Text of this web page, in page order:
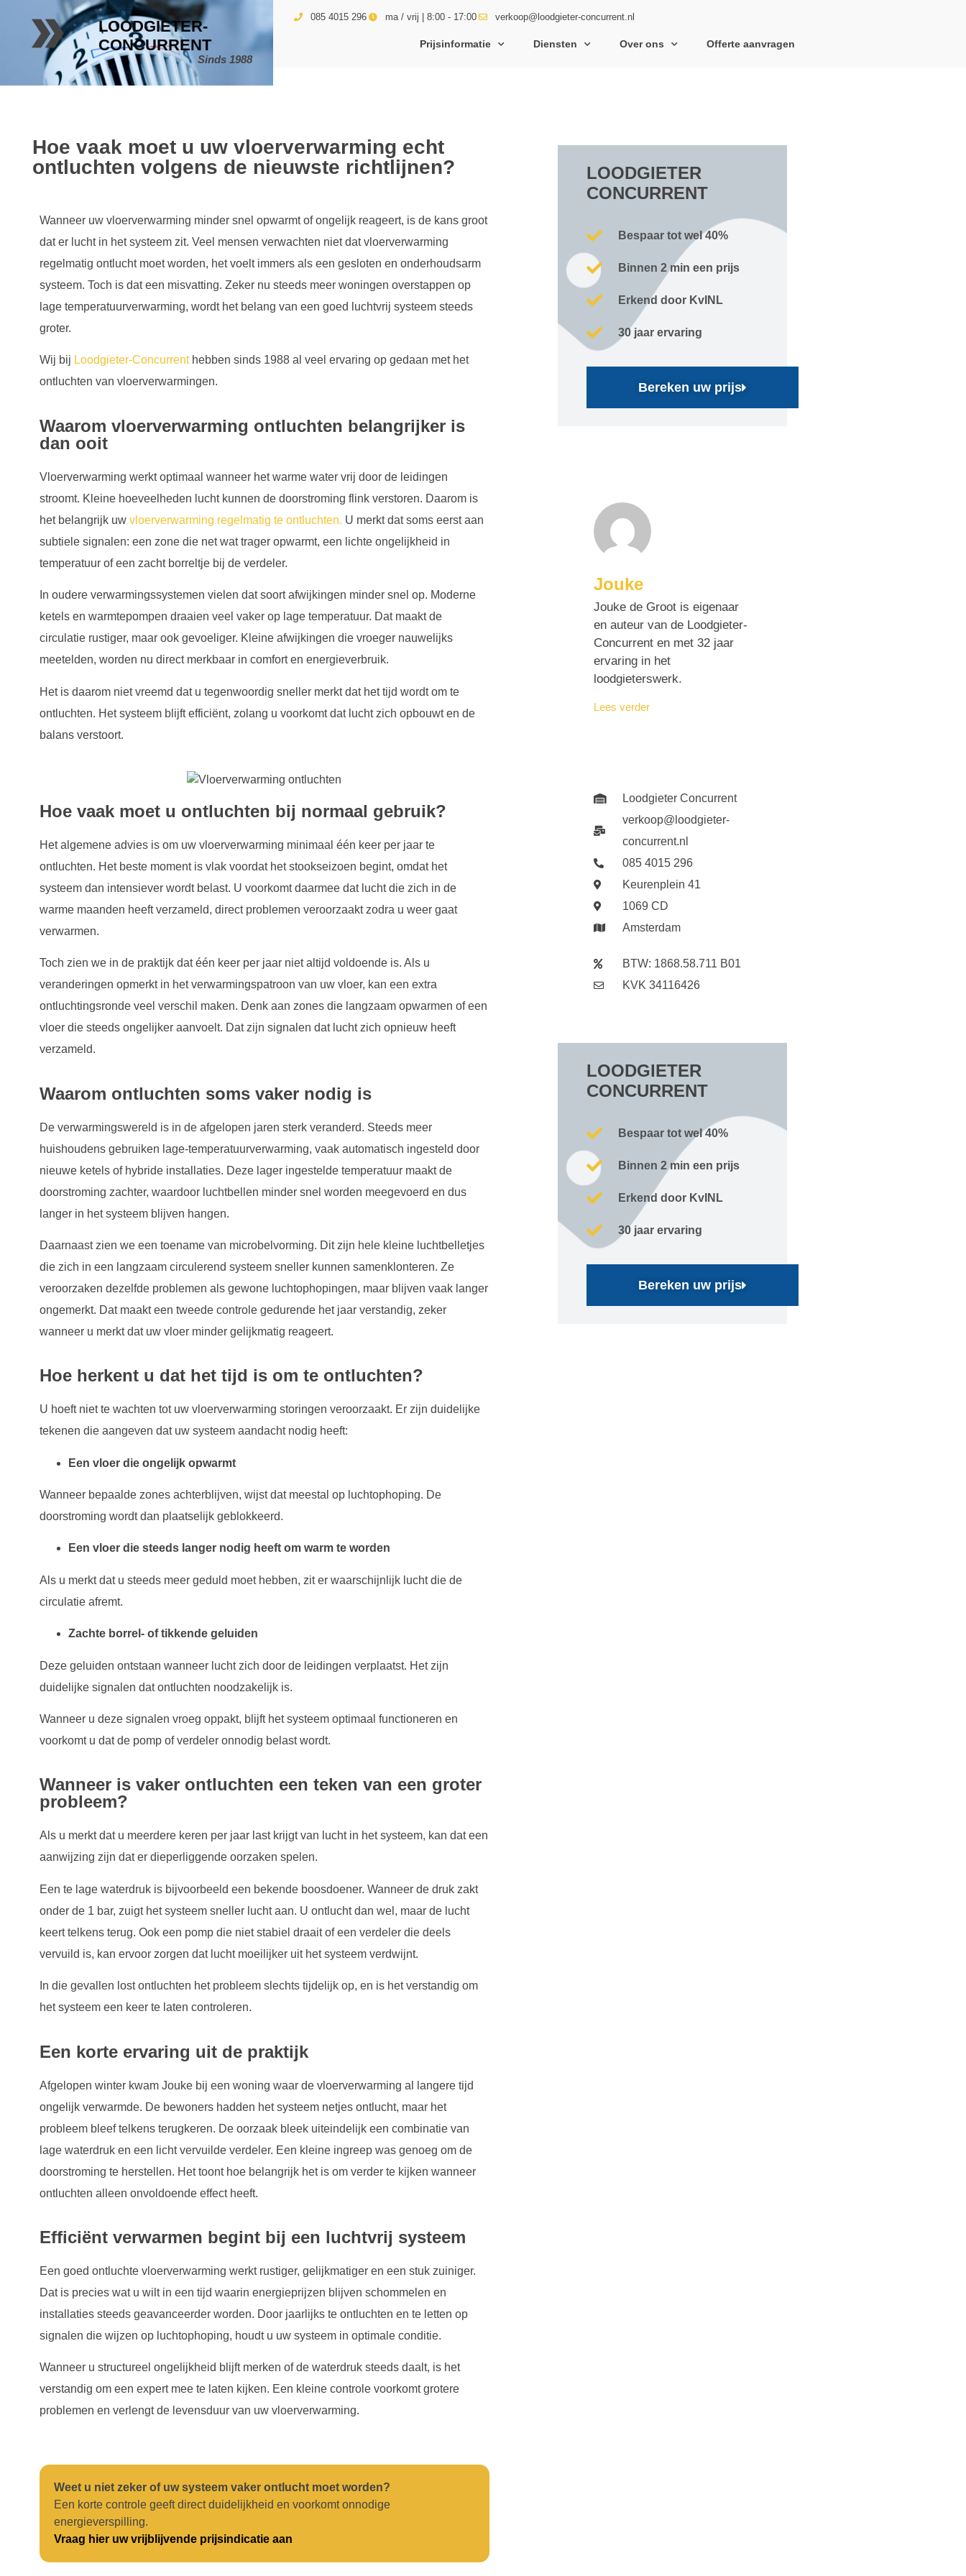
LOODGIETER-
CONCURRENT
Sinds 1988
085 4015 296 ma / vrij | 8:00 - 17:00 verkoop@loodgieter-concurrent.nl
Prijsinformatie Diensten Over ons Offerte aanvragen
Hoe vaak moet u uw vloerverwarming echt
ontluchten volgens de nieuwste richtlijnen?
Wanneer uw vloerverwarming minder snel opwarmt of ongelijk reageert, is de kans groot
dat er lucht in het systeem zit. Veel mensen verwachten niet dat vloerverwarming
regelmatig ontlucht moet worden, het voelt immers als een gesloten en onderhoudsarm
systeem. Toch is dat een misvatting. Zeker nu steeds meer woningen overstappen op
lage temperatuurverwarming, wordt het belang van een goed luchtvrij systeem steeds
groter.
Wij bij Loodgieter-Concurrenthebben sinds 1988 al veel ervaring op gedaan met het
ontluchten van vloerverwarmingen.
Waarom vloerverwarming ontluchten belangrijker is
dan ooit
Vloerverwarming werkt optimaal wanneer het warme water vrij door de leidingen
stroomt. Kleine hoeveelheden lucht kunnen de doorstroming flink verstoren. Daarom is
het belangrijk uw vloerverwarming regelmatig te ontluchten. U merkt dat soms eerst aan
subtiele signalen: een zone die net wat trager opwarmt, een lichte ongelijkheid in
temperatuur of een zacht borreltje bij de verdeler.
In oudere verwarmingssystemen vielen dat soort afwijkingen minder snel op. Moderne
ketels en warmtepompen draaien veel vaker op lage temperatuur. Dat maakt de
circulatie rustiger, maar ook gevoeliger. Kleine afwijkingen die vroeger nauwelijks
meetelden, worden nu direct merkbaar in comfort en energieverbruik.
Het is daarom niet vreemd dat u tegenwoordig sneller merkt dat het tijd wordt om te
ontluchten. Het systeem blijft efficiënt, zolang u voorkomt dat lucht zich opbouwt en de
balans verstoort.
Hoe vaak moet u ontluchten bij normaal gebruik?
Het algemene advies is om uw vloerverwarming minimaal één keer per jaar te
ontluchten. Het beste moment is vlak voordat het stookseizoen begint, omdat het
systeem dan intensiever wordt belast. U voorkomt daarmee dat lucht die zich in de
warme maanden heeft verzameld, direct problemen veroorzaakt zodra u weer gaat
verwarmen.
Toch zien we in de praktijk dat één keer per jaar niet altijd voldoende is. Als u
veranderingen opmerkt in het verwarmingspatroon van uw vloer, kan een extra
ontluchtingsronde veel verschil maken. Denk aan zones die langzaam opwarmen of een
vloer die steeds ongelijker aanvoelt. Dat zijn signalen dat lucht zich opnieuw heeft
verzameld.
Waarom ontluchten soms vaker nodig is
De verwarmingswereld is in de afgelopen jaren sterk veranderd. Steeds meer
huishoudens gebruiken lage-temperatuurverwarming, vaak automatisch ingesteld door
nieuwe ketels of hybride installaties. Deze lager ingestelde temperatuur maakt de
doorstroming zachter, waardoor luchtbellen minder snel worden meegevoerd en dus
langer in het systeem blijven hangen.
Daarnaast zien we een toename van microbelvorming. Dit zijn hele kleine luchtbelletjes
die zich in een langzaam circulerend systeem sneller kunnen samenklonteren. Ze
veroorzaken dezelfde problemen als gewone luchtophopingen, maar blijven vaak langer
ongemerkt. Dat maakt een tweede controle gedurende het jaar verstandig, zeker
wanneer u merkt dat uw vloer minder gelijkmatig reageert.
Hoe herkent u dat het tijd is om te ontluchten?
U hoeft niet te wachten tot uw vloerverwarming storingen veroorzaakt. Er zijn duidelijke
tekenen die aangeven dat uw systeem aandacht nodig heeft:
Een vloer die ongelijk opwarmt
Wanneer bepaalde zones achterblijven, wijst dat meestal op luchtophoping. De
doorstroming wordt dan plaatselijk geblokkeerd.
Een vloer die steeds langer nodig heeft om warm te worden
Als u merkt dat u steeds meer geduld moet hebben, zit er waarschijnlijk lucht die de
circulatie afremt.
Zachte borrel- of tikkende geluiden
Deze geluiden ontstaan wanneer lucht zich door de leidingen verplaatst. Het zijn
duidelijke signalen dat ontluchten noodzakelijk is.
Wanneer u deze signalen vroeg oppakt, blijft het systeem optimaal functioneren en
voorkomt u dat de pomp of verdeler onnodig belast wordt.
Wanneer is vaker ontluchten een teken van een groter
probleem?
Als u merkt dat u meerdere keren per jaar last krijgt van lucht in het systeem, kan dat een
aanwijzing zijn dat er dieperliggende oorzaken spelen.
Een te lage waterdruk is bijvoorbeeld een bekende boosdoener. Wanneer de druk zakt
onder de 1 bar, zuigt het systeem sneller lucht aan. U ontlucht dan wel, maar de lucht
keert telkens terug. Ook een pomp die niet stabiel draait of een verdeler die deels
vervuild is, kan ervoor zorgen dat lucht moeilijker uit het systeem verdwijnt.
In die gevallen lost ontluchten het probleem slechts tijdelijk op, en is het verstandig om
het systeem een keer te laten controleren.
Een korte ervaring uit de praktijk
Afgelopen winter kwam Jouke bij een woning waar de vloerverwarming al langere tijd
ongelijk verwarmde. De bewoners hadden het systeem netjes ontlucht, maar het
probleem bleef telkens terugkeren. De oorzaak bleek uiteindelijk een combinatie van
lage waterdruk en een licht vervuilde verdeler. Een kleine ingreep was genoeg om de
doorstroming te herstellen. Het toont hoe belangrijk het is om verder te kijken wanneer
ontluchten alleen onvoldoende effect heeft.
Efficiënt verwarmen begint bij een luchtvrij systeem
Een goed ontluchte vloerverwarming werkt rustiger, gelijkmatiger en een stuk zuiniger.
Dat is precies wat u wilt in een tijd waarin energieprijzen blijven schommelen en
installaties steeds geavanceerder worden. Door jaarlijks te ontluchten en te letten op
signalen die wijzen op luchtophoping, houdt u uw systeem in optimale conditie.
Wanneer u structureel ongelijkheid blijft merken of de waterdruk steeds daalt, is het
verstandig om een expert mee te laten kijken. Een kleine controle voorkomt grotere
problemen en verlengt de levensduur van uw vloerverwarming.
Weet u niet zeker of uw systeem vaker ontlucht moet worden?
Een korte controle geeft direct duidelijkheid en voorkomt onnodige
energieverspilling.
Vraag hier uw vrijblijvende prijsindicatie aan
LOODGIETER
CONCURRENT
Bespaar tot wel 40%
Binnen 2 min een prijs
Erkend door KvINL
30 jaar ervaring
Bereken uw prijs
Jouke
Jouke de Groot is eigenaar
en auteur van de Loodgieter-
Concurrent en met 32 jaar
ervaring in het
loodgieterswerk.
Lees verder
Loodgieter Concurrent
verkoop@loodgieter-
concurrent.nl
085 4015 296
Keurenplein 41
1069 CD
Amsterdam
BTW: 1868.58.711 B01
KVK 34116426
LOODGIETER
CONCURRENT
Bespaar tot wel 40%
Binnen 2 min een prijs
Erkend door KvINL
30 jaar ervaring
Bereken uw prijs